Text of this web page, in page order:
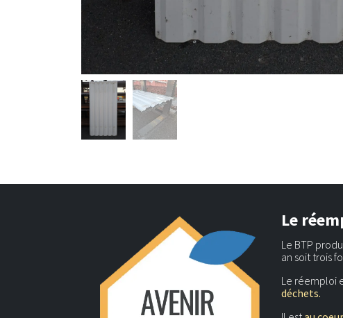
Le
Le BTP
an soit trois
Le réemploi
déchets.